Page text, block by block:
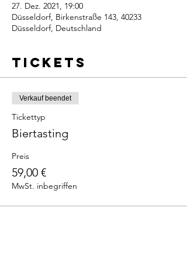
27. Dez. 2021, 19:00
Düsseldorf, Birkenstraße 143, 40233
Düsseldorf, Deutschland
Tickets
Verkauf beendet
Tickettyp
Biertasting
Preis
59,00 €
MwSt. inbegriffen